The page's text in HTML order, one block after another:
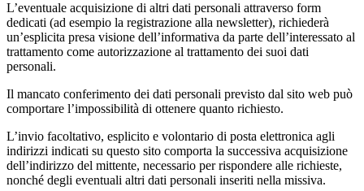
L’eventuale acquisizione di altri dati personali attraverso form
dedicati (ad esempio la registrazione alla newsletter), richiederà
un’esplicita presa visione dell’informativa da parte dell’interessato al
trattamento come autorizzazione al trattamento dei suoi dati
personali.
Il mancato conferimento dei dati personali previsto dal sito web può
comportare l’impossibilità di ottenere quanto richiesto.
L’invio facoltativo, esplicito e volontario di posta elettronica agli
indirizzi indicati su questo sito comporta la successiva acquisizione
dell’indirizzo del mittente, necessario per rispondere alle richieste,
nonché degli eventuali altri dati personali inseriti nella missiva.